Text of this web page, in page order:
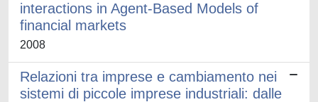
interactions in Agent-Based Models of
financial markets
2008
Relazioni tra imprese e cambiamento nei
sistemi di piccole imprese industriali: dalle